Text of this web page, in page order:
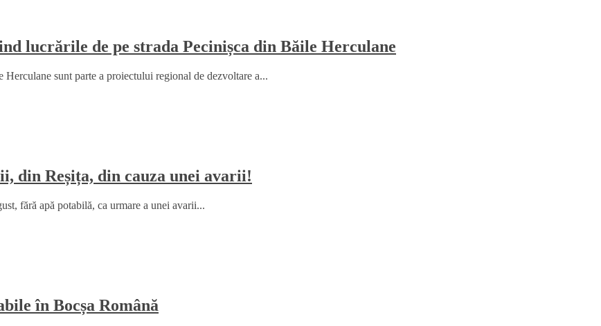
lucrările de pe strada Pecinișca din Băile Herculane
sunt parte a proiectului regional de dezvoltare a...
din Reșița, din cauza unei avarii!
fără apă potabilă, ca urmare a unei avarii...
în Bocșa Română